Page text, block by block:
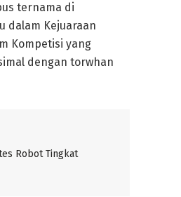
ternama di
dalam Kejuaraan
Kompetisi yang
dengan torwhan
Robot Tingkat